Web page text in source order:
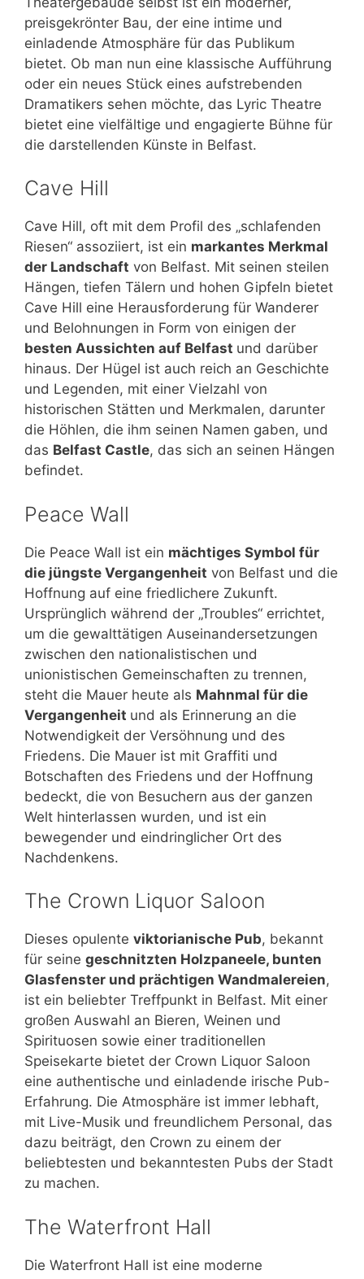
preisgekrönter Bau, der eine intime und
einladende Atmosphäre für das Publikum
bietet. Ob man nun eine klassische Aufführung
oder ein neues Stück eines aufstrebenden
Dramatikers sehen möchte, das Lyric Theatre
bietet eine vielfältige und engagierte Bühne für
die darstellenden Künste in Belfast.
Cave Hill
Cave Hill, oft mit dem Profil des „schlafenden
Riesen“ assoziiert, ist ein markantes Merkmal
der Landschaft von Belfast. Mit seinen steilen
Hängen, tiefen Tälern und hohen Gipfeln bietet
Cave Hill eine Herausforderung für Wanderer
und Belohnungen in Form von einigen der
besten Aussichten auf Belfast und darüber
hinaus. Der Hügel ist auch reich an Geschichte
und Legenden, mit einer Vielzahl von
historischen Stätten und Merkmalen, darunter
die Höhlen, die ihm seinen Namen gaben, und
das Belfast Castle, das sich an seinen Hängen
befindet.
Peace Wall
Die Peace Wall ist ein mächtiges Symbol für
die jüngste Vergangenheit von Belfast und die
Hoffnung auf eine friedlichere Zukunft.
Ursprünglich während der „Troubles“ errichtet,
um die gewalttätigen Auseinandersetzungen
zwischen den nationalistischen und
unionistischen Gemeinschaften zu trennen,
steht die Mauer heute als Mahnmal für die
Vergangenheit und als Erinnerung an die
Notwendigkeit der Versöhnung und des
Friedens. Die Mauer ist mit Graffiti und
Botschaften des Friedens und der Hoffnung
bedeckt, die von Besuchern aus der ganzen
Welt hinterlassen wurden, und ist ein
bewegender und eindringlicher Ort des
Nachdenkens.
The Crown Liquor Saloon
Dieses opulente viktorianische Pub, bekannt
für seine geschnitzten Holzpaneele, bunten
Glasfenster und prächtigen Wandmalereien,
ist ein beliebter Treffpunkt in Belfast. Mit einer
großen Auswahl an Bieren, Weinen und
Spirituosen sowie einer traditionellen
Speisekarte bietet der Crown Liquor Saloon
eine authentische und einladende irische Pub-
Erfahrung. Die Atmosphäre ist immer lebhaft,
mit Live-Musik und freundlichem Personal, das
dazu beiträgt, den Crown zu einem der
beliebtesten und bekanntesten Pubs der Stadt
zu machen.
The Waterfront Hall
Die Waterfront Hall ist eine moderne